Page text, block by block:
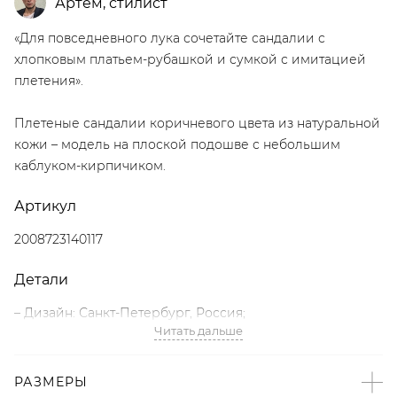
«Для повседневного лука сочетайте сандалии с
хлопковым платьем-рубашкой и сумкой с имитацией
плетения».
Плетеные сандалии коричневого цвета из натуральной
кожи – модель на плоской подошве с небольшим
каблуком-кирпичиком.
Артикул
2008723140117
Детали
– Дизайн: Санкт-Петербург, Россия;
– 100% натуральная кожа;
– Небольшой каблук-кирпичик;
Читать дальше
РАЗМЕРЫ